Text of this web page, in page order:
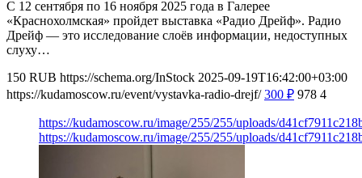
С 12 сентября по 16 ноября 2025 года в Галерее
«Краснохолмская» пройдет выставка «Радио Дрейф». Радио
Дрейф — это исследование слоёв информации, недоступных
слуху…
150 RUB https://schema.org/InStock 2025-09-19T16:42:00+03:00
https://kudamoscow.ru/event/vystavka-radio-drejf/ 300 ₽ 978 4
https://kudamoscow.ru/image/255/255/uploads/
https://kudamoscow.ru/image/255/255/uploads/